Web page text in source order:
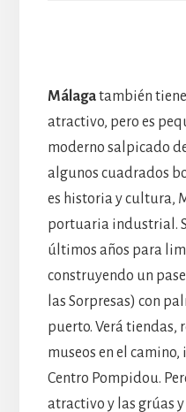
Málagatambién
atractivo, pero es
moderno salpicado
algunos cuadrados
es historia y cultura,
portuaria industrial.
últimos años para
construyendo un
las Sorpresas) con
puerto. Verá tiendas,
museos en el
Centro Pompidou.
atractivo y las grúas